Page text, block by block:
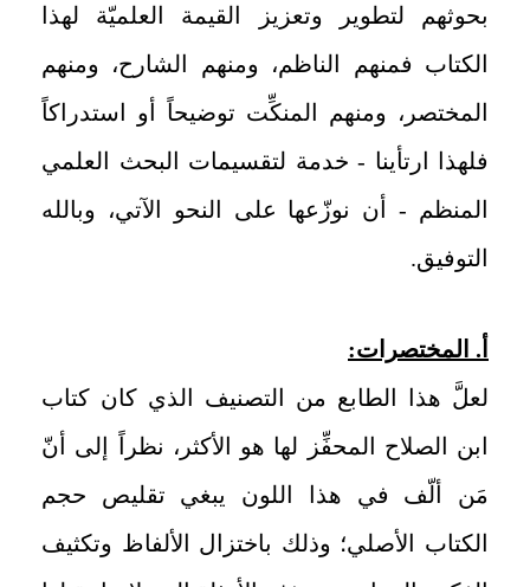
بحوثهم لتطوير وتعزيز القيمة العلميّة لهذا
الكتاب فمنهم الناظم، ومنهم الشارح، ومنهم
المختصر، ومنهم المنكِّت توضيحاً أو استدراكاً
فلهذا ارتأينا - خدمة لتقسيمات البحث العلمي
المنظم - أن نوزّعها على النحو الآتي، وبالله
التوفيق.
أ. المختصرات:
لعلَّ هذا الطابع من التصنيف الذي كان كتاب
ابن الصلاح المحفِّز لها هو الأكثر، نظراً إلى أنّ
مَن ألّف في هذا اللون يبغي تقليص حجم
الكتاب الأصلي؛ وذلك باختزال الألفاظ وتكثيف